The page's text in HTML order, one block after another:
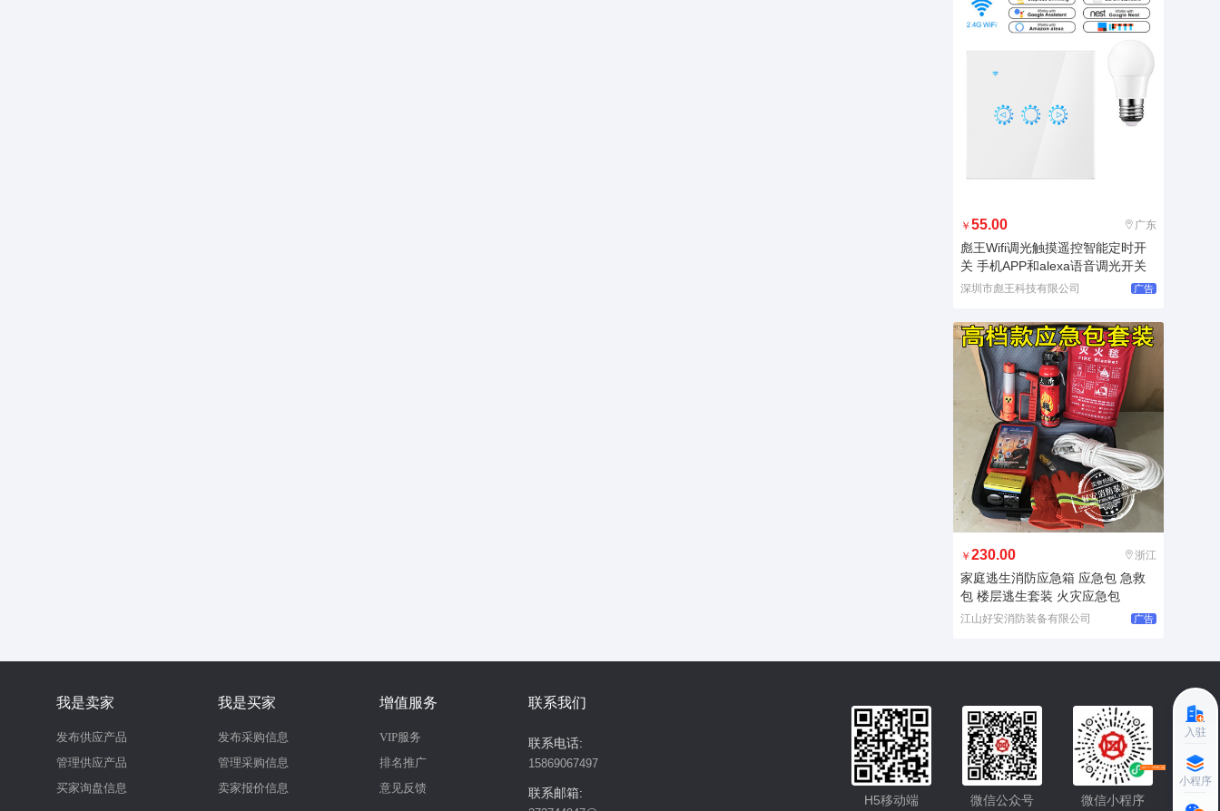
￥ 55.00 广东
彪王Wifi调光触摸遥控智能定时开
关 手机APP和alexa语音调光开关
深圳市彪王科技有限公司 广告
￥ 230.00 浙江
家庭逃生消防应急箱 应急包 急救
包 楼层逃生套装 火灾应急包
江山好安消防装备有限公司 广告
我是卖家
发布供应产品
管理供应产品
买家询盘信息
我是买家
发布采购信息
管理采购信息
卖家报价信息
增值服务
VIP服务
排名推广
意见反馈
联系我们
联系电话:
15869067497
联系邮箱: 微信小程序
微信公众号
H5移动端
入驻
小程序
小程序更便捷的查找产品